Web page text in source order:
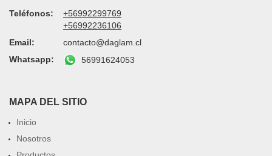
Teléfonos:
+56992299769
+56992236106
Email:
contacto@daglam.cl
Whatsapp:
56991624053
MAPA DEL SITIO
Inicio
Nosotros